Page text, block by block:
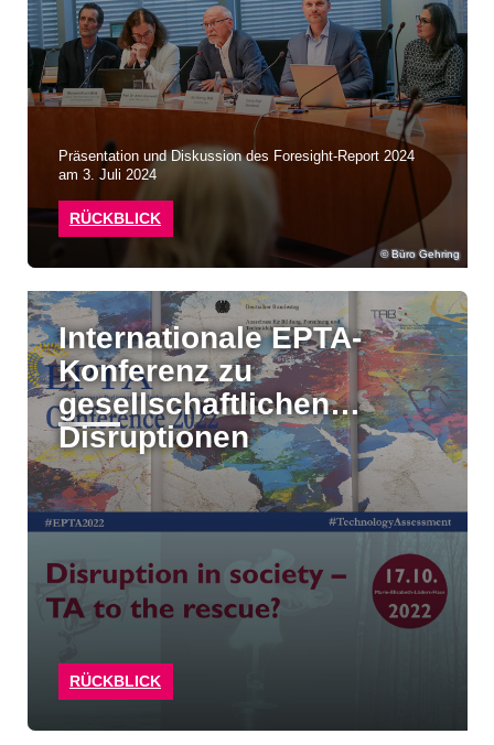
Büro Gehring
Präsentation und Diskussion des Foresight-Report 2024
am 3. Juli 2024
RÜCKBLICK
Internationale EPTA-
Konferenz zu
gesellschaftlichen
Disruptionen
RÜCKBLICK